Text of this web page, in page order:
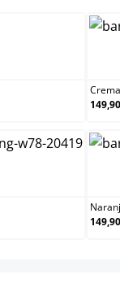
Crema